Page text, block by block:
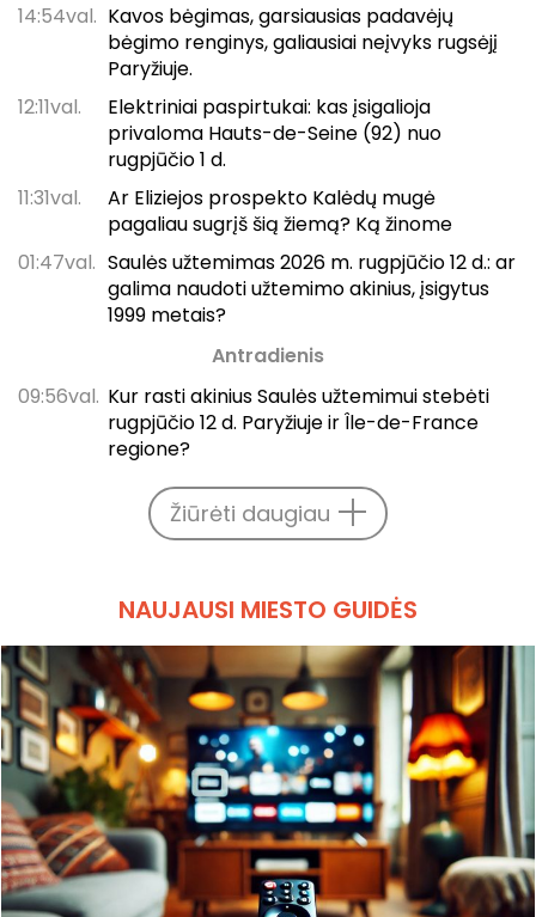
14:54val. Kavos bėgimas, garsiausias padavėjų
bėgimo renginys, galiausiai neįvyks rugsėjį
Paryžiuje.
12:11val.
Elektriniai paspirtukai: kas įsigalioja
privaloma Hauts-de-Seine (92) nuo
rugpjūčio 1 d.
11:31val.
Ar Eliziejos prospekto Kalėdų mugė
pagaliau sugrįš šią žiemą? Ką žinome
01:47val. Saulės užtemimas 2026 m. rugpjūčio 12 d.: ar
galima naudoti užtemimo akinius, įsigytus
1999 metais?
Antradienis
09:56val. Kur rasti akinius Saulės užtemimui stebėti
rugpjūčio 12 d. Paryžiuje ir Île-de-France
regione?
Žiūrėti daugiau
NAUJAUSI MIESTO GUIDĖS